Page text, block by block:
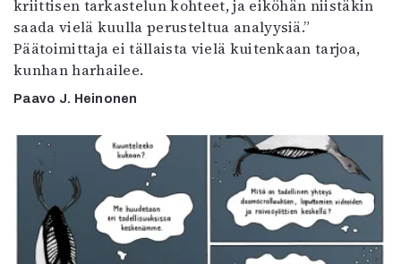
kriittisen tarkastelun kohteet, ja eiköhän niistäkin
saada vielä kuulla perusteltua analyysiä.”
Päätoimittaja ei tällaista vielä kuitenkaan tarjoa,
kunhan harhailee.
Paavo J. Heinonen